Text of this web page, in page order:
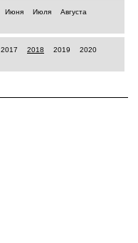
Июня Июля
Августа
2017 2018 2019
2020